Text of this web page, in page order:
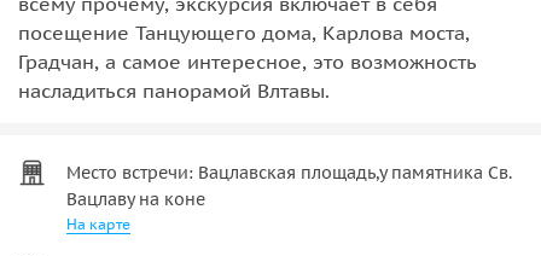
посещение Танцующего дома, Карлова моста,
Градчан, а самое интересное, это возможность
насладиться панорамой Влтавы.
Место встречи: Вацлавская площадь,у памятника Св.
Вацлаву на коне
На карте